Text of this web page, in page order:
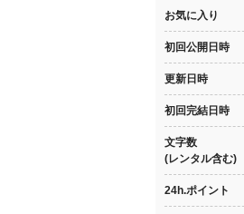
お気に入り
初回公開日時
更新日時
初回完結日時
文字数
(レンタル含む)
24h.ポイント